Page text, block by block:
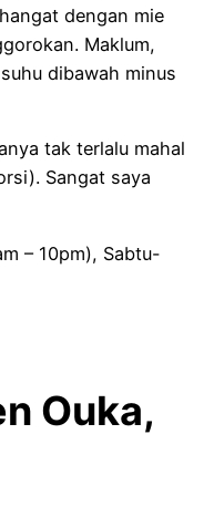
dengan mie
Maklum,
dibawah minus
tak terlalu mahal
Sangat saya
– 10pm), Sabtu-
Ouka,